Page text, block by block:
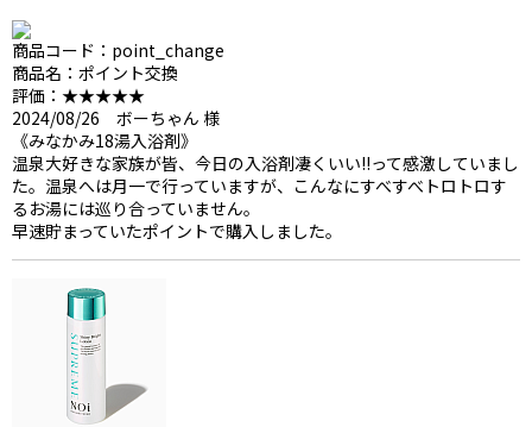
商品コード：point_change
商品名：ポイント交換
評価：★★★★★
2024/08/26 ボーちゃん 様
《みなかみ18湯入浴剤》
温泉大好きな家族が皆、今日の入浴剤凄くいい!!って感激していまし
た。温泉へは月一で行っていますが、こんなにすべすべトロトロす
るお湯には巡り合っていません。
早速貯まっていたポイントで購入しました。